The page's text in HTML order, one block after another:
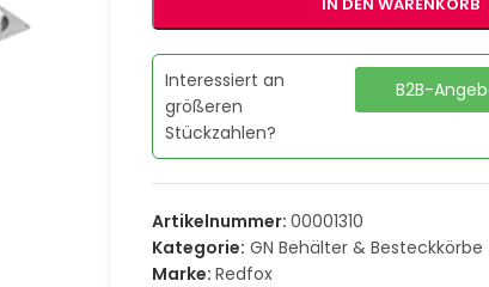
Interessiert an
größeren
Stückzahlen?
B2B-
Artikelnummer:00001310
Kategorie: GN Behälter & Besteckkörbe
Marke:Redfox